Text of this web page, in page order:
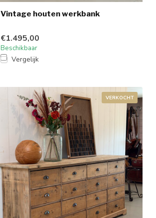
Vintage houten werkbank
€1.495,00
Beschikbaar
Vergelijk
VERKOCHT